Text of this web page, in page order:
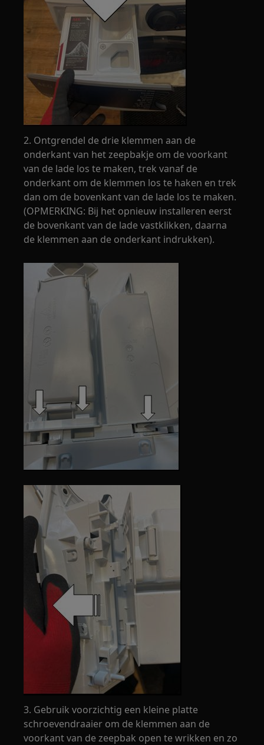
2. Ontgrendel de drie klemmen aan de
onderkant van het zeepbakje om de voorkant
van de lade los te maken, trek vanaf de
onderkant om de klemmen los te haken en trek
dan om de bovenkant van de lade los te maken.
(OPMERKING: Bij het opnieuw installeren eerst
de bovenkant van de lade vastklikken, daarna
de klemmen aan de onderkant indrukken).
3. Gebruik voorzichtig een kleine platte
schroevendraaier om de klemmen aan de
voorkant van de zeepbak open te wrikken en zo